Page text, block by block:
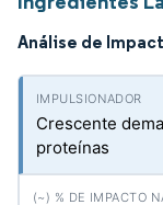
Análise de
Crescente
proteínas